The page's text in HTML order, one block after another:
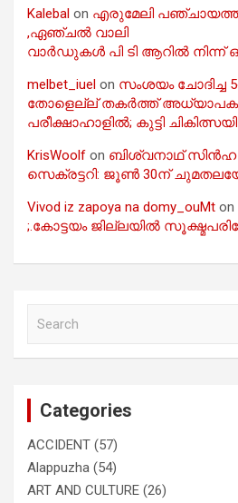
Kalebal on എരുമേലി
,ഏഞ്ചൽ വാലി
വാർഡുകൾ പി ടി ആറിൽ നിന്ന്
melbet_iuel on സംശയം ചോദിച്ച
തോളെല്ല് തകർത്ത്
പരീക്ഷാഹാളിൽ; കുട്ടി
KrisWoolf on ബിശ്വനാഥ് സിൻഹ
സെക്രട്ടറി: ജൂൺ 30ന്
Vivod iz zapoya na domy_ouMt on
;.കോട്ടയം ജില്ലയിൽ
Categories
ACCIDENT (57)
Alappuzha (54)
ART AND CULTURE (26)